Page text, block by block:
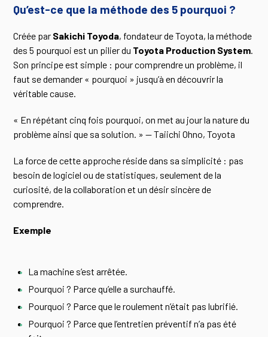
Qu’est-ce que la méthode des 5 pourquoi ?
Créée par Sakichi Toyoda, fondateur de Toyota, la méthode
des 5 pourquoi est un pilier du Toyota Production System
Son principe est simple : pour comprendre un problème, il
faut se demander « pourquoi » jusqu’à en découvrir la
véritable cause.
« En répétant cinq fois pourquoi, on met au jour la nature du
problème ainsi que sa solution. » — Taiichi Ohno, Toyota
La force de cette approche réside dans sa simplicité : pas
besoin de logiciel ou de statistiques, seulement de la
curiosité, de la collaboration et un désir sincère de
comprendre.
Exemple
La machine s’est arrêtée.
Pourquoi ? Parce qu’elle a surchauffé.
Pourquoi ? Parce que le roulement n’était pas lubrifié.
Pourquoi ? Parce que l’entretien préventif n’a pas été